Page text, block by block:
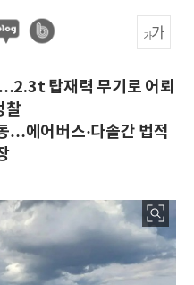
탑재력 무기로 어뢰
찰
…에어버스·다솔간 법적